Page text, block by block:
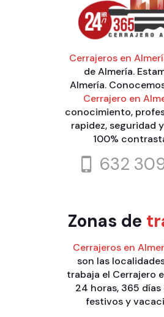
Cerrajeros en
de Almería.
Almería.
Cerrajero en
conocimiento,
rapidez, seguridad
100%
632
Zonas de
Cerrajeros en
son las
trabaja el Cerrajero
24 horas, 365 días
festivos y